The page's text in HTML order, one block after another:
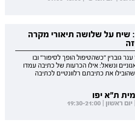
שיח על שלושה תיאורי מקרה
גוברין "כשהטיפול הופך לסיפור" ובו
ונשאל: אילו הכרעות של כתיבה עמדו
את כתיבתם רלוונטיים לכתיבה
ת"א יפו